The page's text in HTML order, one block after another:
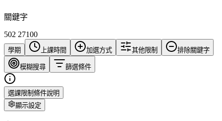
關鍵字
502 27100
學期 上課時間 加選方式 其他限制 排除關鍵字
模糊搜尋 篩選條件
選課限制條件說明
顯示設定